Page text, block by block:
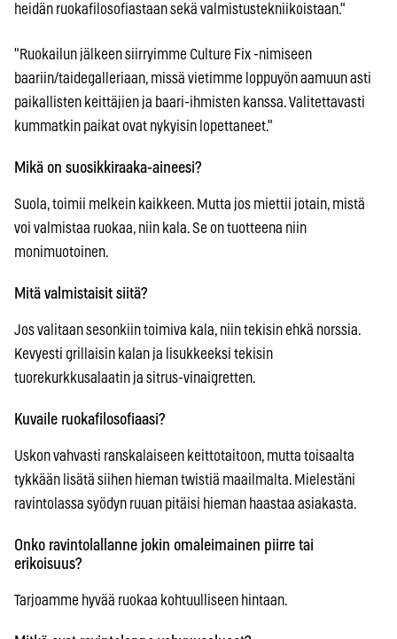
heidän ruokafilosofiastaan sekä valmistustekniikoistaan."
"Ruokailun jälkeen siirryimme Culture Fix -nimiseen
baariin/taidegalleriaan, missä vietimme loppuyön aamuun asti
paikallisten keittäjien ja baari-ihmisten kanssa. Valitettavasti
kummatkin paikat ovat nykyisin lopettaneet."
Mikä on suosikkiraaka-aineesi?
Suola, toimii melkein kaikkeen. Mutta jos miettii jotain, mistä
voi valmistaa ruokaa, niin kala. Se on tuotteena niin
monimuotoinen.
Mitä valmistaisit siitä?
Jos valitaan sesonkiin toimiva kala, niin tekisin ehkä norssia.
Kevyesti grillaisin kalan ja lisukkeeksi tekisin
tuorekurkkusalaatin ja sitrus-vinaigretten.
Kuvaile ruokafilosofiaasi?
Uskon vahvasti ranskalaiseen keittotaitoon, mutta toisaalta
tykkään lisätä siihen hieman twistiä maailmalta. Mielestäni
ravintolassa syödyn ruuan pitäisi hieman haastaa asiakasta.
Onko ravintolallanne jokin omaleimainen piirre tai
erikoisuus?
Tarjoamme hyvää ruokaa kohtuulliseen hintaan.